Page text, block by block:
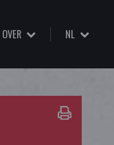
OVER NL